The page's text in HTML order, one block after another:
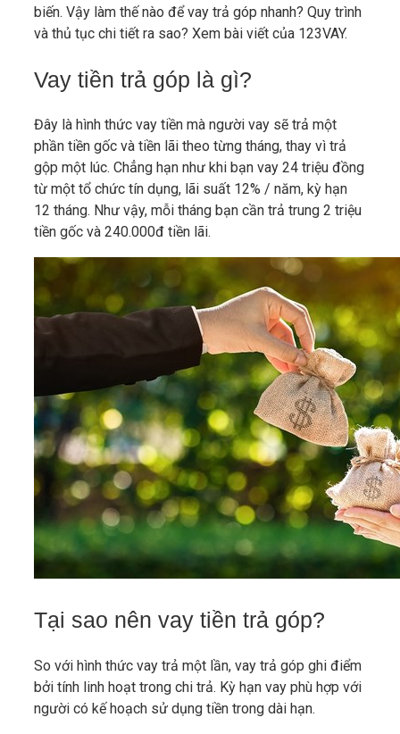
biến. Vậy làm thế nào để vay trả góp nhanh? Quy trình
và thủ tục chi tiết ra sao? Xem bài viết của 123VAY.
Vay tiền trả góp là gì?
Đây là hình thức vay tiền mà người vay sẽ trả một
phần tiền gốc và tiền lãi theo từng tháng, thay vì trả
gộp một lúc. Chẳng hạn như khi bạn vay 24 triệu đồng
từ một tổ chức tín dụng, lãi suất 12% / năm, kỳ hạn
12 tháng. Như vậy, mỗi tháng bạn cần trả trung 2 triệu
tiền gốc và 240.000đ tiền lãi.
Tại sao nên vay tiền trả góp?
So với hình thức vay trả một lần, vay trả góp ghi điểm
bởi tính linh hoạt trong chi trả. Kỳ hạn vay phù hợp với
người có kế hoạch sử dụng tiền trong dài hạn.